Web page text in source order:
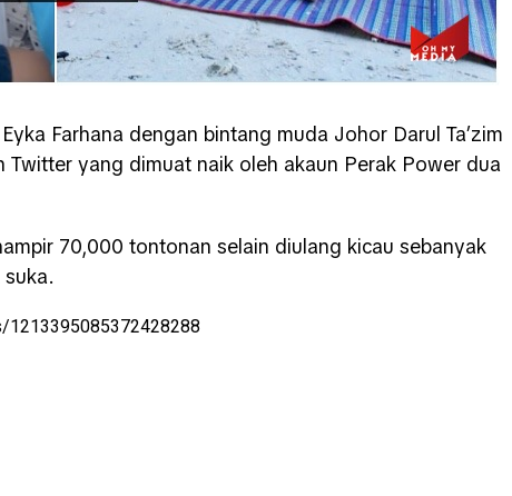
Farhana dengan bintang muda Johor Darul Ta’zim
Twitter yang dimuat naik oleh akaun Perak Power dua
70,000 tontonan selain diulang kicau sebanyak